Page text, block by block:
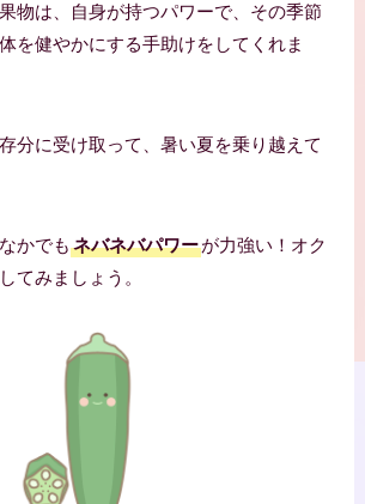
物は、自身が持つパワーで、その季節
を健やかにする手助けをしてくれま
分に受け取って、暑い夏を乗り越えて
かでもネバネバパワーが力強い！オク
てみましょう。